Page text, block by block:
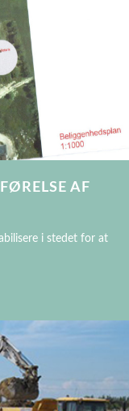
AF
i stedet for at